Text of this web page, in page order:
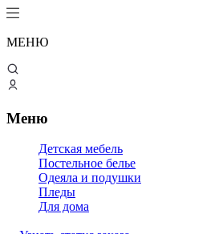
МЕНЮ
Меню
Детская мебель
Постельное белье
Одеяла и подушки
Пледы
Для дома